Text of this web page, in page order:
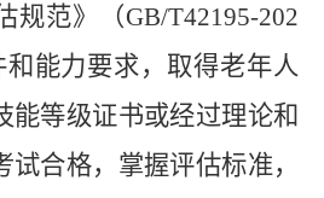
规范》（GB/T42195-202
能力要求，取得老年人
能等级证书或经过理论和
合格，掌握评估标准，